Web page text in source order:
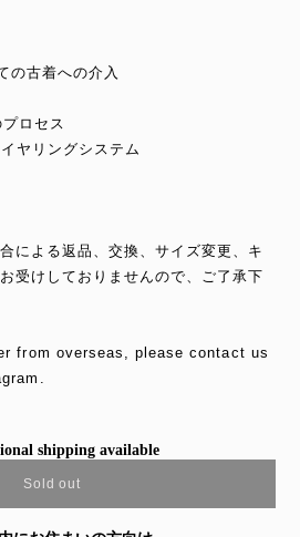
の古着への介入
ロセス
ヤリングシステム
による返品、交換、サイズ変更、キ
受けしておりませんので、ご了承下
from overseas, please contact us
shipping available
Sold out